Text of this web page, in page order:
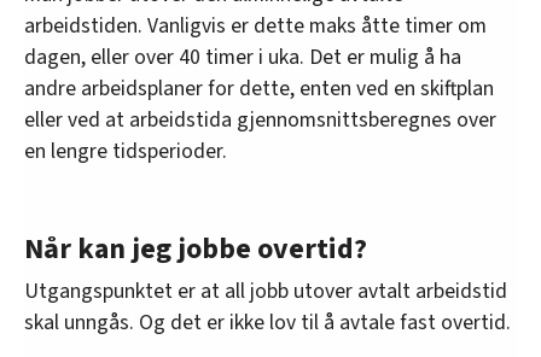
arbeidstiden. Vanligvis er dette maks åtte timer om
dagen, eller over 40 timer i uka. Det er mulig å ha
andre arbeidsplaner for dette, enten ved en skiftplan
eller ved at arbeidstida gjennomsnittsberegnes over
en lengre tidsperioder.
Når kan jeg jobbe overtid?
Utgangspunktet er at all jobb utover avtalt arbeidstid
skal unngås. Og det er ikke lov til å avtale fast overtid.